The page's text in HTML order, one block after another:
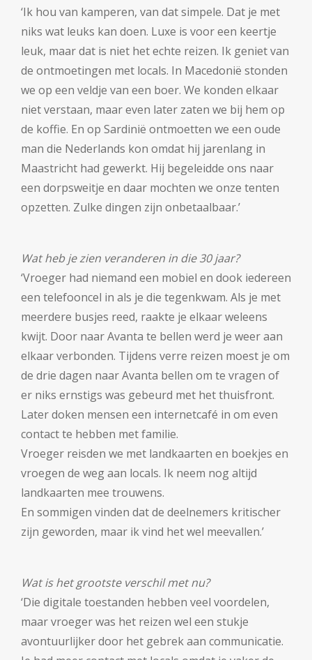
‘Ik hou van kamperen, van dat simpele. Dat je met
niks wat leuks kan doen. Luxe is voor een keertje
leuk, maar dat is niet het echte reizen. Ik geniet van
de ontmoetingen met locals. In Macedonië stonden
we op een veldje van een boer. We konden elkaar
niet verstaan, maar even later zaten we bij hem op
de koffie. En op Sardinië ontmoetten we een oude
man die Nederlands kon omdat hij jarenlang in
Maastricht had gewerkt. Hij begeleidde ons naar
een dorpsweitje en daar mochten we onze tenten
opzetten. Zulke dingen zijn onbetaalbaar.’
Wat heb je zien veranderen in die 30 jaar?
‘Vroeger had niemand een mobiel en dook iedereen
een telefooncel in als je die tegenkwam. Als je met
meerdere busjes reed, raakte je elkaar weleens
kwijt. Door naar Avanta te bellen werd je weer aan
elkaar verbonden. Tijdens verre reizen moest je om
de drie dagen naar Avanta bellen om te vragen of
er niks ernstigs was gebeurd met het thuisfront.
Later doken mensen een internetcafé in om even
contact te hebben met familie.
Vroeger reisden we met landkaarten en boekjes en
vroegen de weg aan locals. Ik neem nog altijd
landkaarten mee trouwens.
En sommigen vinden dat de deelnemers kritischer
zijn geworden, maar ik vind het wel meevallen.’
Wat is het grootste verschil met nu?
‘Die digitale toestanden hebben veel voordelen,
maar vroeger was het reizen wel een stukje
avontuurlijker door het gebrek aan communicatie.